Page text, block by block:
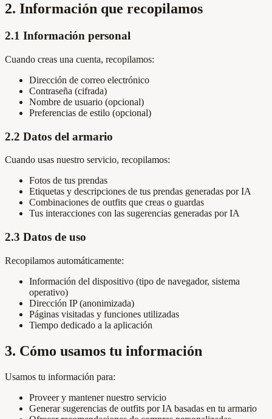
2. Información que recopilamos
2.1 Información personal
Cuando creas una cuenta, recopilamos:
Dirección de correo electrónico
Contraseña (cifrada)
Nombre de usuario (opcional)
Preferencias de estilo (opcional)
2.2 Datos del armario
Cuando usas nuestro servicio, recopilamos:
Fotos de tus prendas
Etiquetas y descripciones de tus prendas generadas por IA
Combinaciones de outfits que creas o guardas
Tus interacciones con las sugerencias generadas por IA
2.3 Datos de uso
Recopilamos automáticamente:
Información del dispositivo (tipo de navegador, sistema
operativo)
Dirección IP (anonimizada)
Páginas visitadas y funciones utilizadas
Tiempo dedicado a la aplicación
3. Cómo usamos tu información
Usamos tu información para:
Proveer y mantener nuestro servicio
Generar sugerencias de outfits por IA basadas en tu armario